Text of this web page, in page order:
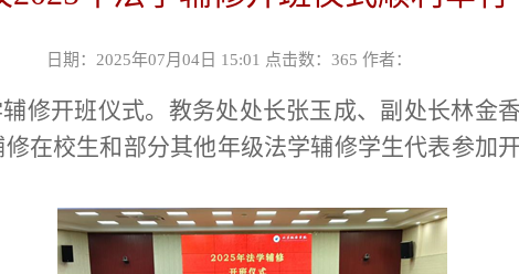
日期：2025年07月04日 15:01 点击数： 365 作者：
修开班仪式。教务处处长张玉成、副处长林金
在校生和部分其他年级法学辅修学生代表参加